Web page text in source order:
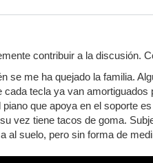
contribuir a la discusión.
se me ha quejado la familia.
tecla ya van
que apoya en el soporte
vez tiene tacos de goma.
al suelo, pero sin forma de